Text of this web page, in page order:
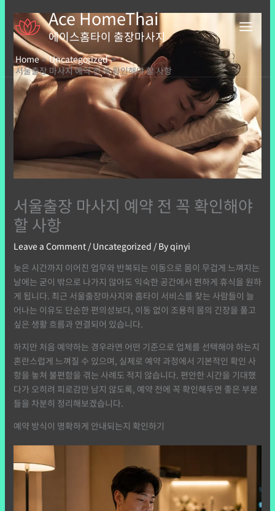
content
Ace HomeThai
에이스홈타이 출장마사지
Home
Uncategorized
서울출장 마사지 예약 전 꼭 확인해야 할 사항
서울출장 마사지 예약 전 꼭 확인해야
할 사항
Leave a Comment / Uncategorized / Byqinyi
늦은 시간까지 이어진 업무와 반복되는 이동으로 몸이 무겁게 느껴지는
날에는 굳이 밖으로 나가지 않아도 익숙한 공간에서 편하게 휴식을 원하
게 됩니다. 최근 서울출장마사지와 홈타이 서비스를 찾는 사람들이 늘
어나는 이유도 단순한 편의성보다, 이동 없이 조용히 몸의 긴장을 풀고
싶은 생활 흐름과 연결되어 있습니다.
하지만 처음 예약하는 경우라면 어떤 기준으로 업체를 선택해야 하는지
혼란스럽게 느껴질 수 있으며, 실제로 예약 과정에서 기본적인 확인 사
항을 놓쳐 불편함을 겪는 사례도 적지 않습니다. 편안한 시간을 기대했
다가 오히려 피로감만 남지 않도록, 예약 전에 꼭 확인해두면 좋은 부분
들을 차분히 정리해보겠습니다.
예약 방식이 명확하게 안내되는지 확인하기